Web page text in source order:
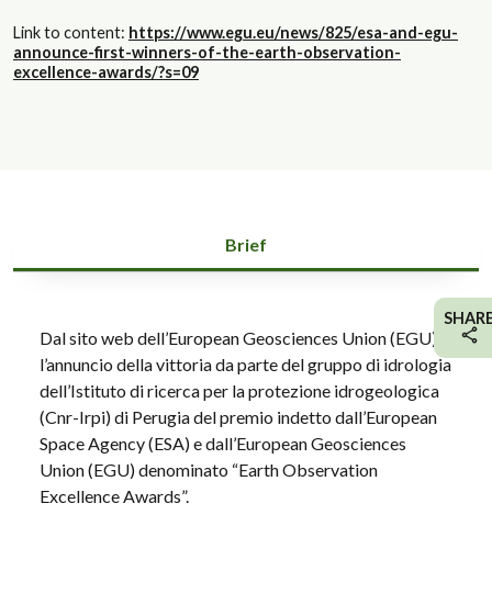
Link to content: https://www.egu.eu/news/825/esa-and-egu-
announce-first-winners-of-the-earth-observation-
excellence-awards/?s=09
Brief
Dal sito web dell’European Geosciences Union (EGU)
l’annuncio della vittoria da parte del gruppo di idrologia
dell’Istituto di ricerca per la protezione idrogeologica
(Cnr-Irpi) di Perugia del premio indetto dall’European
Space Agency (ESA) e dall’European Geosciences
Union (EGU) denominato “Earth Observation
Excellence Awards”.